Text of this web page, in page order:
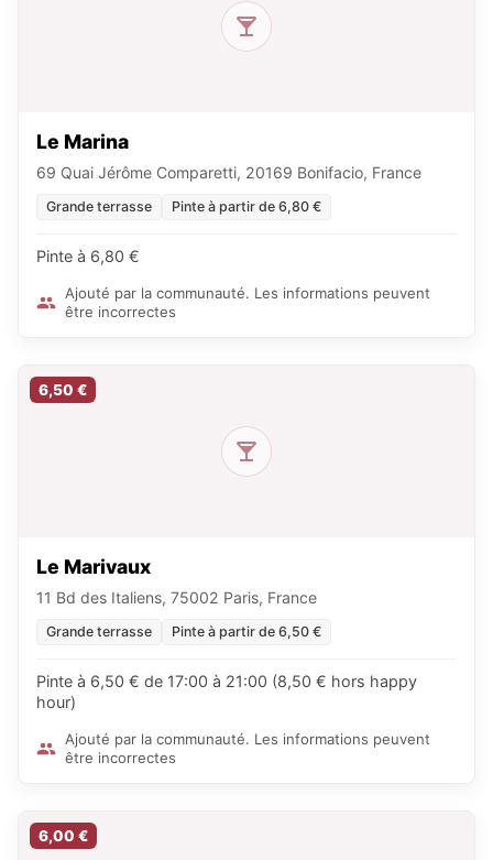
Le Marina
69 Quai Jérôme Comparetti, 20169 Bonifacio, France
Grande terrasse Pinte à partir de 6,80 €
Pinte à 6,80 €
Ajouté par la communauté. Les informations peuvent
être incorrectes
6,50 €
Le Marivaux
11 Bd des Italiens, 75002 Paris, France
Grande terrasse Pinte à partir de 6,50 €
Pinte à 6,50 € de 17:00 à 21:00 (8,50 € hors happy
hour)
Ajouté par la communauté. Les informations peuvent
être incorrectes
6,00 €